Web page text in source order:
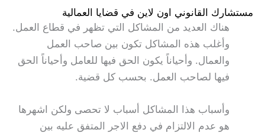
مستشارك القانوني اون لاين في قضايا العمالية
هناك العديد من المشاكل التي تظهر في قطاع العمل.
وأغلب هذه المشاكل تكون بين صاحب العمل
والعمال. وأحياناً يكون الحق فيها للعامل وأحياناً الحق
فيها لصاحب العمل. بحسب كل قضية.
وأسباب هذا المشاكل أسباب لا تحصى ولكن اشهرها
هو عدم الالتزام في دفع الاجر المتفق عليه بين